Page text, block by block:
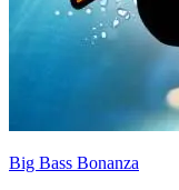
Big Bass Bonanza